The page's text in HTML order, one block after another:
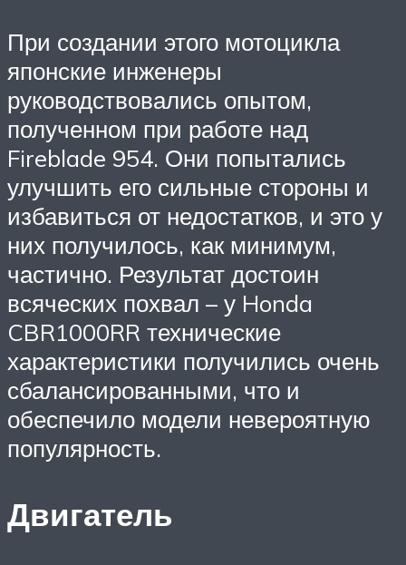
При создании этого мотоцикла
японские инженеры
руководствовались опытом,
полученном при работе над
Fireblade 954. Они попытались
улучшить его сильные стороны и
избавиться от недостатков, и это у
них получилось, как минимум,
частично. Результат достоин
всяческих похвал – у Honda
CBR1000RR технические
характеристики получились очень
сбалансированными, что и
обеспечило модели невероятную
популярность.
Двигатель